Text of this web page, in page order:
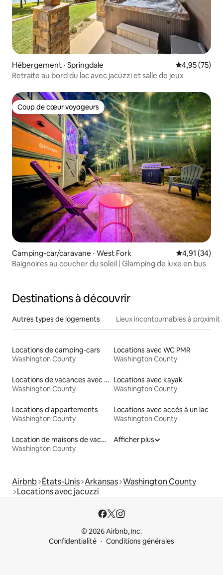
Hébergement ⋅ Springdale Évaluation
4,95 (75)
Retraite au bord du lac avec jacuzzi et salle de jeux
Coup de cœur voyageurs
Coup de cœur voyageurs
Camping-car/caravane ⋅ West Fork Évaluation
4,91 (34)
Baignoires au coucher du soleil | Glamping de luxe en bus
Destinations à découvrir
Autres types de logements Lieux incontournables à
Locations de camping-cars
Washington County
Locations avec WC PMR
Washington County
Locations de vacances avec piscine
Washington County
Locations avec kayak
Washington County
Locations d'appartements
Washington County
Locations avec accès à un lac
Washington County
Location de maisons de vacances
Washington County
Afficher plus
Airbnb États-Unis Arkansas Washington County
Locations avec jacuzzi
© 2026 Airbnb, Inc.
Confidentialité
Conditions générales